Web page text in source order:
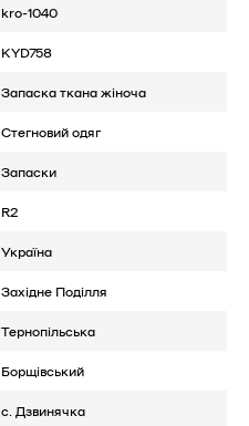
kro-1040
KYD758
Запаска ткана жіноча
Стегновий одяг
Запаски
R2
Україна
Західне Поділля
Тернопільська
Борщівський
с. Дзвинячка